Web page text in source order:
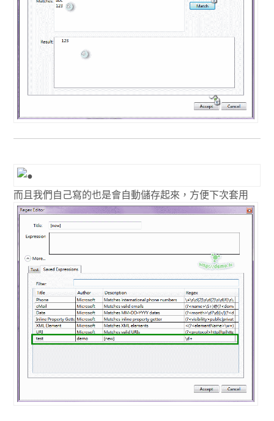
而且我們自己寫的也是會自動儲存起來，方便下次套用